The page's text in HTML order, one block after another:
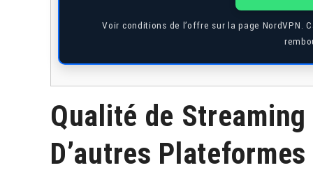
Voir conditions de l’offre sur la page NordVPN.
Qualité de
D’autres Plateformes